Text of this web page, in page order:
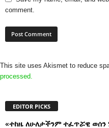
comment.
This site uses Akismet to reduce
processed.
EDITOR PICKS
«ተከዜ ለሁለታችንም ተፈጥሯዊ ወሰን